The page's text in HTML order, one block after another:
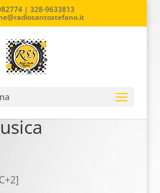
| 328-9633813